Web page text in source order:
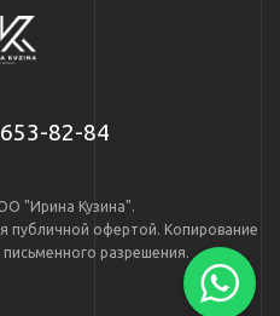
82-84
"Ирина Кузина".
публичной офертой. Копирование
разрешения.